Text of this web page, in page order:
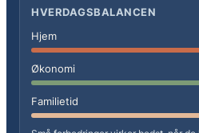
HVERDAGSBALANCEN
Hjem
Økonomi
Familietid